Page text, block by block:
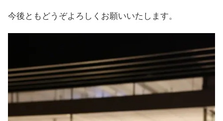
今後ともどうぞよろしくお願いいたします。